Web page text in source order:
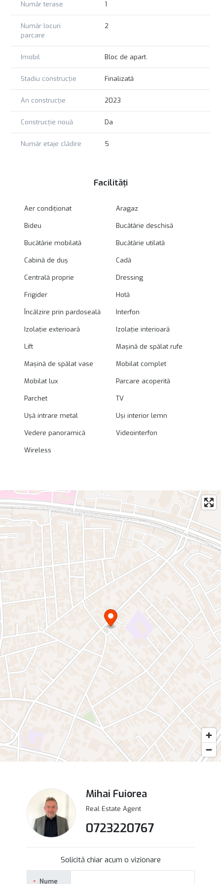
Număr terase 1
Număr locuri
parcare
2
Imobil Bloc de apart.
Stadiu construcție Finalizată
An construcție 2023
Construcție nouă Da
Număr etaje clădire 5
Facilități
Aer condiționat Aragaz
Bideu Bucătărie deschisă
Bucătărie mobilată Bucătărie utilată
Cabină de duș Cadă
Centrală proprie Dressing
Frigider Hotă
Încălzire prin pardoseală Interfon
Izolație exterioară Izolație interioară
Lift Mașină de spălat rufe
Mașină de spălat vase Mobilat complet
Mobilat lux Parcare acoperită
Parchet TV
Ușă intrare metal Uși interior lemn
Vedere panoramică Videointerfon
Wireless
Mihai Fuiorea
Real Estate Agent
0723220767
Solicită chiar acum o vizionare
Nume